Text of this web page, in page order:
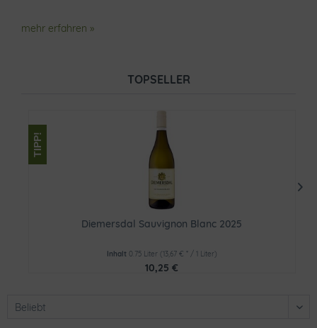
mehr erfahren »
TOPSELLER
TIPP!
Diemersdal Sauvignon Blanc 2025
Inhalt 0.75 Liter (13,67 € * / 1 Liter)
10,25 €